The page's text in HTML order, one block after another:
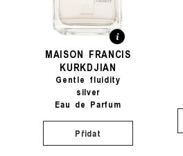
MAISON FRANCIS
KURKDJIAN
Gentle fluidity
silver
Eau de Parfum
Přidat